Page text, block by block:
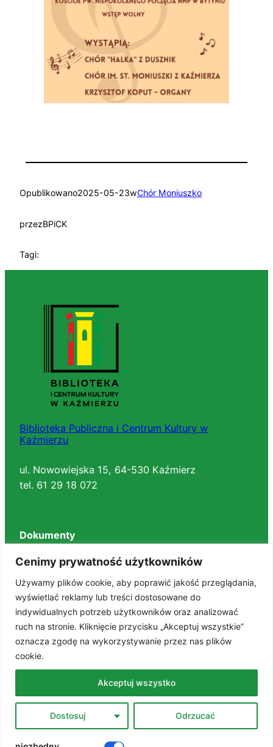
Cenimy prywatność użytkowników
Używamy plików cookie, aby poprawić jakość przeglądania,
wyświetlać reklamy lub treści dostosowane do
indywidualnych potrzeb użytkowników oraz analizować
ruch na stronie. Kliknięcie przycisku „Akceptuj wszystkie”
oznacza zgodę na wykorzystywanie przez nas plików
cookie.
Dostosuj Odrzucać
Akceptuj wszystko
Opublikowano2025-05-23wChór Moniuszko
przezBPiCK
Tagi:
Biblioteka Publiczna i Centrum Kultury w
Kaźmierzu
ul. Nowowiejska 15, 64-530 Kaźmierz
tel. 61 29 18 072
Dokumenty
Regulaminy
BIP
RODO
Polityka prywatności
STANDARDY OCHRONY MAŁOLETNICH
Facebook